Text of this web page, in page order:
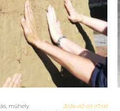
lehetőség a
Oktatási és
Helyi
és megőrzése
, műhely 2026-02-05 07:00